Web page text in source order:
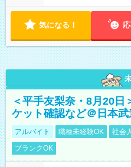
気になる！
＜平手友梨奈・8月20日
ケット確認など＠日本武
アルバイト 職種未経験OK 社会
ブランクOK